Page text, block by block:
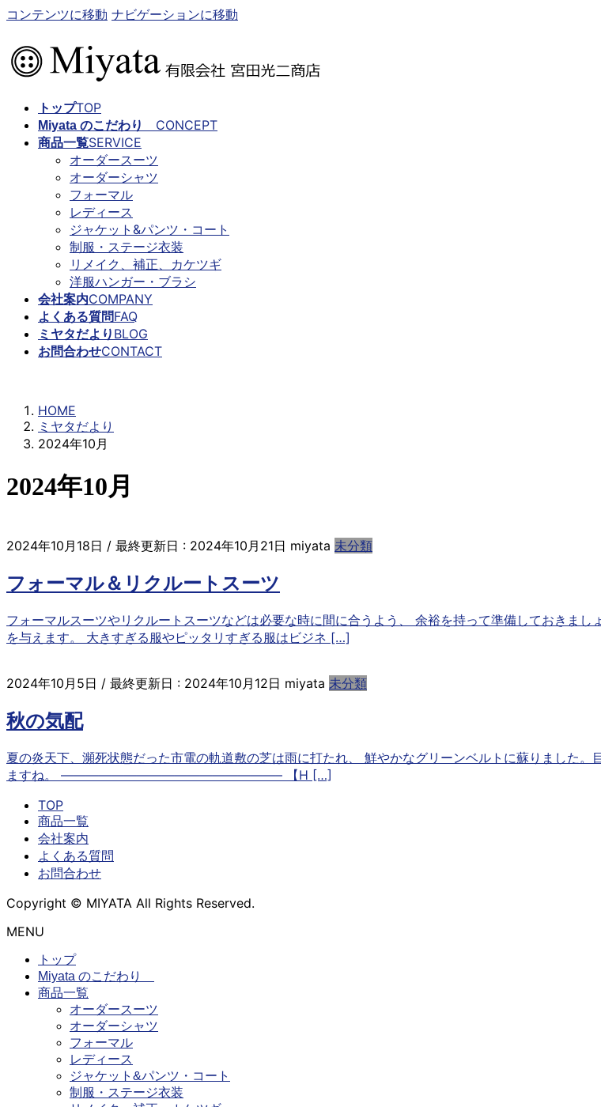
コンテンツに移動 ナビゲーションに移動
トップTOP
Miyata のこだわり CONCEPT
商品一覧SERVICE
オーダースーツ
オーダーシャツ
フォーマル
レディース
ジャケット&パンツ・コート
制服・ステージ衣装
リメイク、補正、カケツギ
洋服ハンガー・ブラシ
会社案内COMPANY
よくある質問FAQ
ミヤタだより BLOG
お問合わせCONTACT
HOME
ミヤタだより
2024年10月
2024年10月
2024年10月18日 / 最終更新日 : 2024年10月21日 miyata 未分類
フォーマル＆リクルートスーツ
フォーマルスーツやリクルートスーツなどは必要な時に間に合うよう、 余裕を持って準備しておきま
を与えます。 大きすぎる服やピッタリすぎる服はビジネ […]
2024年10月5日 / 最終更新日 : 2024年10月12日 miyata 未分類
秋の気配
夏の炎天下、瀕死状態だった市電の軌道敷の芝は雨に打たれ、 鮮やかなグリーンベルトに蘇りました
ますね。 —————————————————– 【H […]
TOP
商品一覧
会社案内
よくある質問
お問合わせ
Copyright © MIYATA All Rights Reserved.
MENU
トップ
Miyata のこだわり
商品一覧
オーダースーツ
オーダーシャツ
フォーマル
レディース
ジャケット&パンツ・コート
制服・ステージ衣装